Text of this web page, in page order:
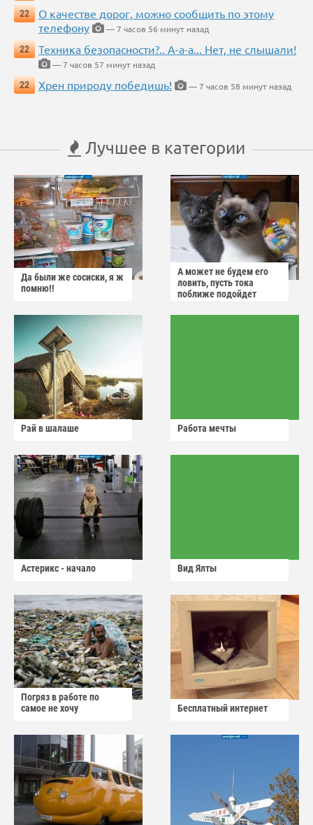
22
О качестве дорог, можно сообщить по этому
телефону
— 7 часов 56 минут назад
22
Техника безопасности?.. А-а-а... Нет, не слышали!
— 7 часов 57 минут назад
22
Хрен природу победишь! — 7 часов 58 минут назад
Лучшее в категории
Да были же сосиски, я ж
помню!!
А может не будем его
ловить, пусть тока
поближе подойдет
Рай в шалаше Работа мечты
Астерикс - начало Вид Ялты
Погряз в работе по
самое не хочу
Бесплатный интернет